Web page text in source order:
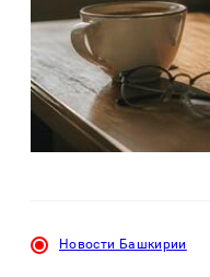
Новости Башкирии